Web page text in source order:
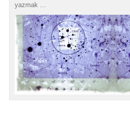
yazmak ...